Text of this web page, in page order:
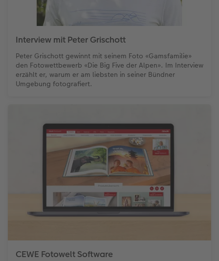
Interview mit Peter Grischott
Peter Grischott gewinnt mit seinem Foto «Gamsfamilie»
den Fotowettbewerb «Die Big Five der Alpen». Im Interview
erzählt er, warum er am liebsten in seiner Bündner
Umgebung fotografiert.
CEWE Fotowelt Software